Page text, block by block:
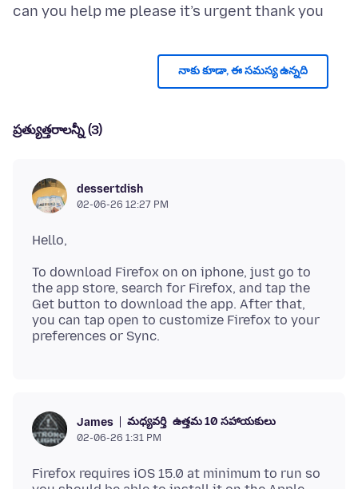
నాకు కూడా, ఈ సమస్య ఉన్నది
ప్రత్యుత్తరాలన్నీ (3)
dessertdish
02-06-26 12:27 PM
To download Firefox on on iphone, just go to
the app store, search for Firefox, and tap the
Get button to download the app. After that,
you can tap open to customize Firefox to your
James మధ్యవర్తి ఉత్తమ 10 సహాయకులు
02-06-26 1:31 PM
Firefox requires iOS 15.0 at minimum to run so